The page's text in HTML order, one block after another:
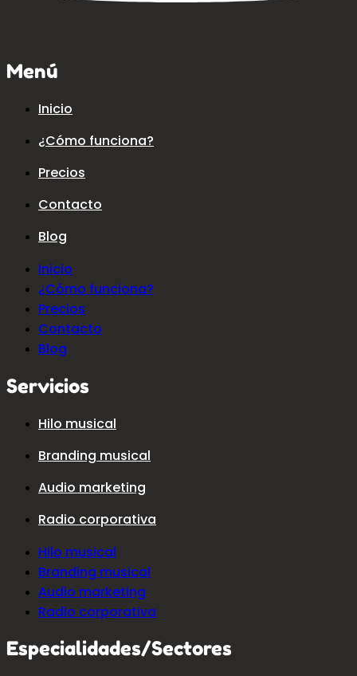
Menú
Inicio
¿Cómo funciona?
Precios
Contacto
Blog
Inicio
¿Cómo funciona?
Precios
Contacto
Blog
Servicios
Hilo musical
Branding musical
Audio marketing
Radio corporativa
Hilo musical
Branding musical
Audio marketing
Radio corporativa
Especialidades/Sectores